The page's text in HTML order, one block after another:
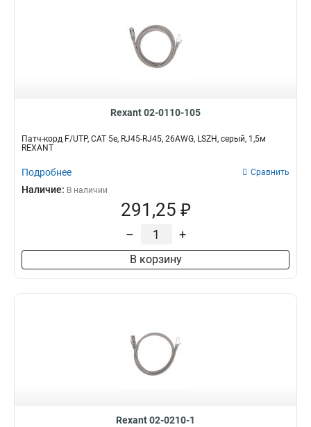
Rexant 02-0110-105
Патч-корд F/UTP, CAT 5e, RJ45-RJ45, 26AWG, LSZH, серый, 1,5м
REXANT
Подробнее Сравнить
Наличие: В наличии
291,25 ₽
– +
В корзину
Rexant 02-0210-1